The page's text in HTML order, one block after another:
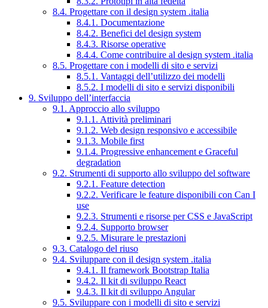
8.4. Progettare con il design system .italia
8.4.1. Documentazione
8.4.2. Benefici del design system
8.4.3. Risorse operative
8.4.4. Come contribuire al design system .italia
8.5. Progettare con i modelli di sito e servizi
8.5.1. Vantaggi dell’utilizzo dei modelli
8.5.2. I modelli di sito e servizi disponibili
9. Sviluppo dell’interfaccia
9.1. Approccio allo sviluppo
9.1.1. Attività preliminari
9.1.2. Web design responsivo e accessibile
9.1.3. Mobile first
9.1.4. Progressive enhancement e Graceful
degradation
9.2. Strumenti di supporto allo sviluppo del software
9.2.1. Feature detection
9.2.2. Verificare le feature disponibili con Can I
use
9.2.3. Strumenti e risorse per CSS e JavaScript
9.2.4. Supporto browser
9.2.5. Misurare le prestazioni
9.3. Catalogo del riuso
9.4. Sviluppare con il design system .italia
9.4.1. Il framework Bootstrap Italia
9.4.2. Il kit di sviluppo React
9.4.3. Il kit di sviluppo Angular
9.5. Sviluppare con i modelli di sito e servizi